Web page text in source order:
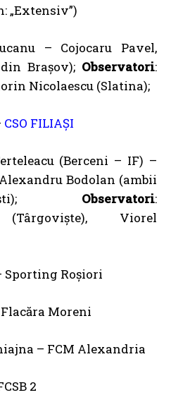
„Extensiv”)
– Cojocaru Pavel,
Brașov); Observatori:
Nicolaescu (Slatina);
CSO FILIAȘI
(Berceni – IF) –
Bodolan (ambii
Observatori:
Viorel
Sporting Roșiori
Flacăra Moreni
– FCM Alexandria
2